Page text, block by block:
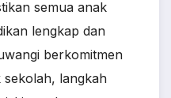
semua anak
lengkap dan
berkomitmen
sekolah, langkah